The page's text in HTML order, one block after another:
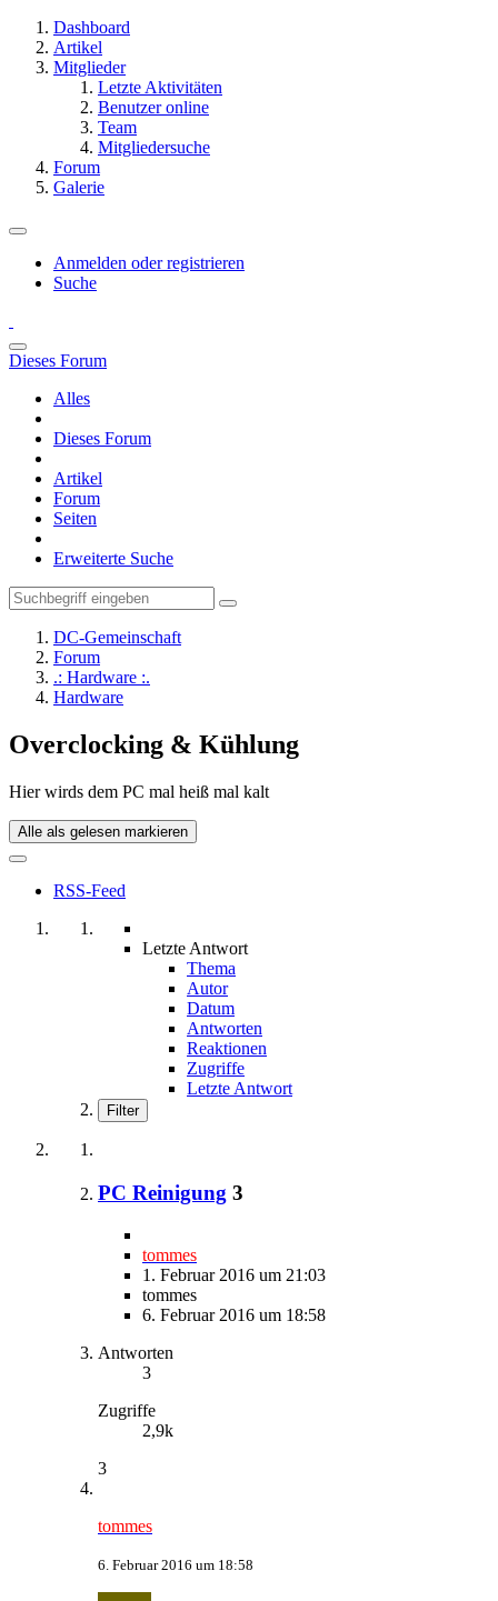
Dashboard
Artikel
Mitglieder
Letzte Aktivitäten
Benutzer online
Team
Mitgliedersuche
Forum
Galerie
Anmelden oder registrieren
Suche
Dieses Forum
Alles
Dieses Forum
Artikel
Forum
Seiten
Erweiterte Suche
DC-Gemeinschaft
Forum
.: Hardware :.
Hardware
Overclocking & Kühlung
Hier wirds dem PC mal heiß mal kalt
Alle als gelesen markieren
RSS-Feed
Letzte Antwort
Thema
Autor
Datum
Antworten
Reaktionen
Zugriffe
Letzte Antwort
Filter
PC Reinigung 3
tommes
1. Februar 2016 um 21:03
tommes
6. Februar 2016 um 18:58
Antworten
3
Zugriffe
2,9k
3
tommes
6. Februar 2016 um 18:58